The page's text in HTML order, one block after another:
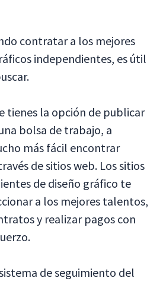
contratar a los mejores
independientes, es útil
tienes la opción de publicar
bolsa de trabajo, a
más fácil encontrar
de sitios web. Los sitios
de diseño gráfico te
a los mejores talentos,
y realizar pagos con
de seguimiento del